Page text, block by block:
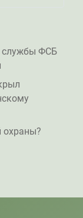
службы ФСБ
охраны?